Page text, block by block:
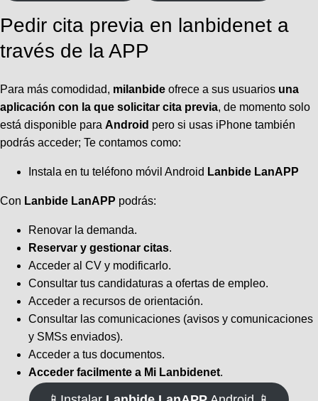
Pedir cita previa en lanbidenet a
través de la APP
Para más comodidad, milanbide ofrece a sus usuarios una
aplicación con la que solicitar cita previa, de momento solo
está disponible para Android pero si usas iPhone también
podrás acceder; Te contamos como:
Instala en tu teléfono móvil Android Lanbide LanAPP
Con Lanbide LanAPP podrás:
Renovar la demanda.
Reservar y gestionar citas.
Acceder al CV y modificarlo.
Consultar tus candidaturas a ofertas de empleo.
Acceder a recursos de orientación.
Consultar las comunicaciones (avisos y comunicaciones
y SMSs enviados).
Acceder a tus documentos.
Acceder facilmente a Mi Lanbidenet.